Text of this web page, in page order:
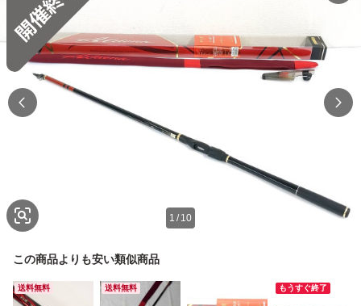
1 / 10
この商品よりも安い類似商品
送料無料 送料無料 もうすぐ終了